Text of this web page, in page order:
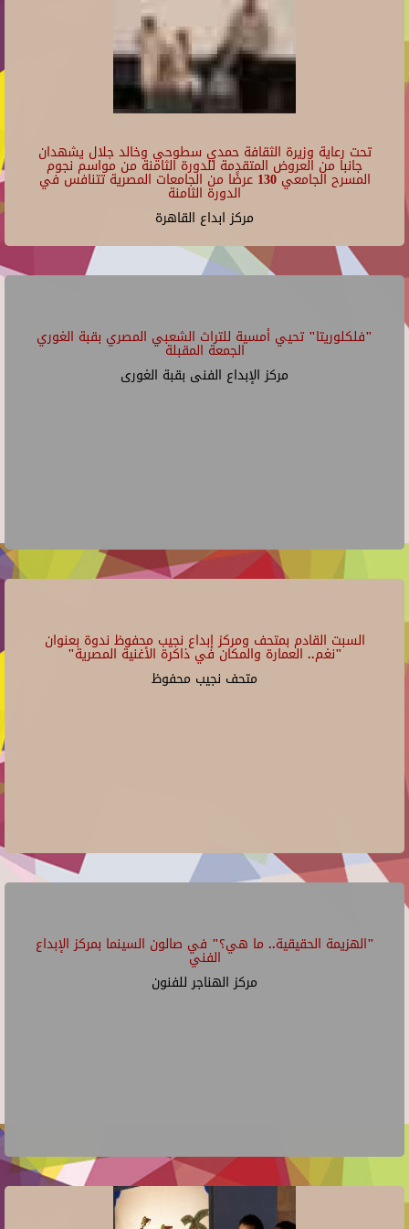
مركز الإبداع الفنى بقبة الغورى
تحت رعاية وزيرة الثقافة حمدي سطوحي وخالد جلال يشهدان
جانبا من العروض المتقدمة للدورة الثامنة من مواسم نجوم
المسرح الجامعي 130 عرضًا من الجامعات المصرية تتنافس في
الدورة الثامنة
مركز ابداع القاهرة
"فلكلوريتا" تحيي أمسية للتراث الشعبي المصري بقبة الغوري
الجمعة المقبلة
مركز الإبداع الفنى بقبة الغورى
السبت القادم بمتحف ومركز إبداع نجيب محفوظ ندوة بعنوان
"نغم.. العمارة والمكان في ذاكرة الأغنية المصرية"
متحف نجيب محفوظ
"الهزيمة الحقيقية.. ما هي؟" في صالون السينما بمركز الإبداع
الفني
مركز الهناجر للفنون